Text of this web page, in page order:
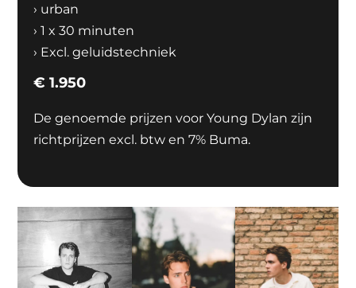
› urban
› 1 x 30 minuten
› Excl. geluidstechniek
€ 1.950
De genoemde prijzen voor Young Dylan zijn
richtprijzen excl. btw en 7% Buma.